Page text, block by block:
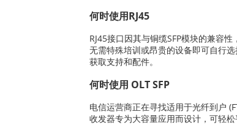
何时使用RJ45
RJ45接口因其与铜缆SFP模块的兼容
无需特殊培训或昂贵的设备即可自行
获取支持和配件。
何时使用 OLT SFP
电信运营商正在寻找适用于光纤到户
收发器专为大容量应用而设计，可轻